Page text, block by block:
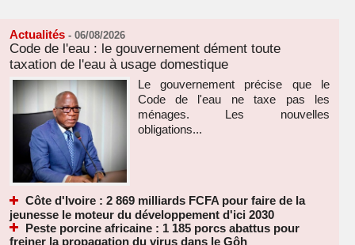
Actualités - 06/08/2026
Code de l'eau : le gouvernement dément toute
taxation de l'eau à usage domestique
Le gouvernement précise que le
Code de l'eau ne taxe pas les
ménages. Les nouvelles
obligations...
Côte d'Ivoire : 2 869 milliards FCFA pour faire de la
jeunesse le moteur du développement d'ici 2030
Peste porcine africaine : 1 185 porcs abattus pour
freiner la propagation du virus dans le Gôh